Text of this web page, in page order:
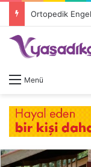
Menü